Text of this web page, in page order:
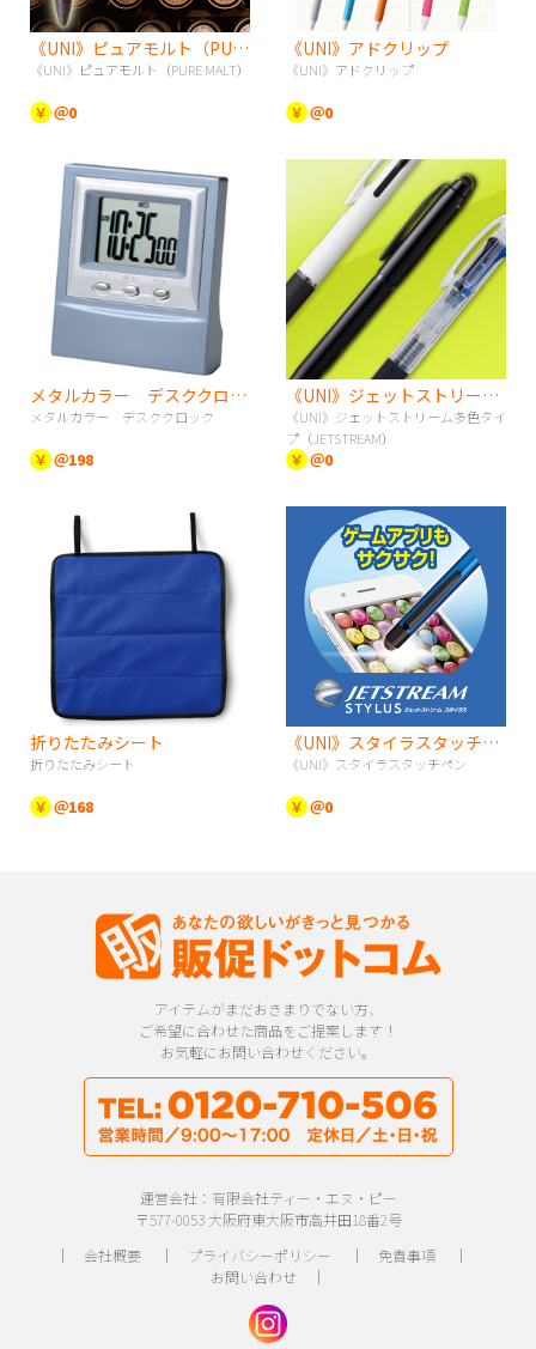
《UNI》ピュアモルト（PURE MALT）
《UNI》ピュアモルト（PURE MALT）
￥ ＠0
《UNI》アドクリップ
《UNI》アドクリップ
￥ ＠0
メタルカラー デスククロック
メタルカラー デスククロック
￥ ＠198
《UNI》ジェットストリーム多色タイプ（JETSTREAM）
《UNI》ジェットストリーム多色タイ
プ（JETSTREAM）
￥ ＠0
折りたたみシート
折りたたみシート
￥ ＠168
《UNI》スタイラスタッチペン
《UNI》スタイラスタッチペン
￥ ＠0
アイテムがまだおきまりでない方、
ご希望に合わせた商品をご提案します！
お気軽にお問い合わせください。
運営会社：有限会社ティー・エヌ・ピー
〒577-0053 大阪府東大阪市高井田18番2号
｜ 会社概要｜ プライバシーポリシー ｜ 免責事項｜
お問い合わせ ｜